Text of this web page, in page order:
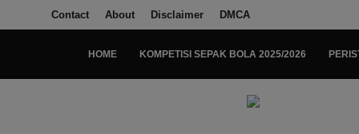
Contact About Disclaimer DMCA
HOME KOMPETISI SEPAK BOLA 2025/2026